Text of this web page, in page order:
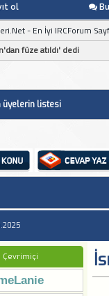
ol
- En İyi IRCForum
füze atıldı' dedi
üyelerin listesi
Çevrimiçi